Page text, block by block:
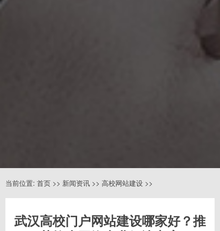
当前位置: 首页 >> 新闻资讯 >>高校网站建设 >>
武汉高校门户网站建设哪家好？推